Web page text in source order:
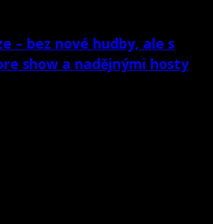
– bez nové hudby, ale s
show a nadějnými hosty